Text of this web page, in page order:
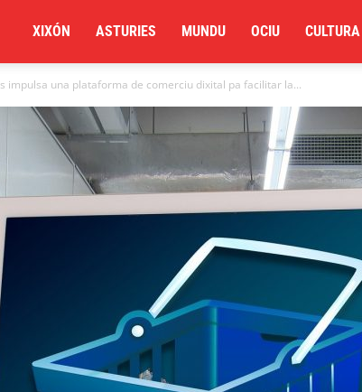
XIXÓN ASTURIES MUNDU OCIU CULTURA
impulsa una plataforma de comerciu dixital pa facilitar la...